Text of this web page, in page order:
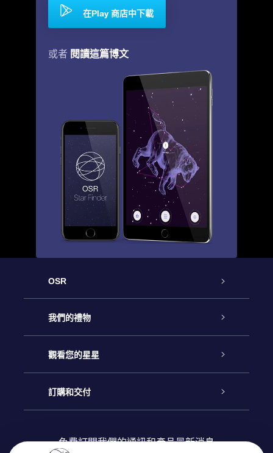
在Play 商店中下載
或者 閱讀這篇博文
OSR
客戶服務
聯繫我們
博客
我們的禮物
Online Star禮物
OSR禮物包
觀看您的星星
星星注册
訂購和交付
免費訂閱我們的通訊和產品最新消息